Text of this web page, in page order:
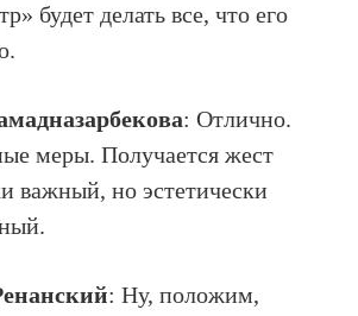
будет делать все, что его
: Отлично.
меры. Получается жест
важный, но эстетически
: Ну, положим,